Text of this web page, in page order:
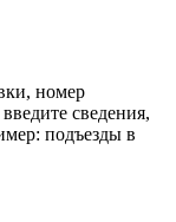
номер
сведения,
подъезды в